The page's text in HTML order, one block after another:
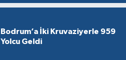
Bodrum’a İki Kruvaziyerle 959
Yolcu Geldi